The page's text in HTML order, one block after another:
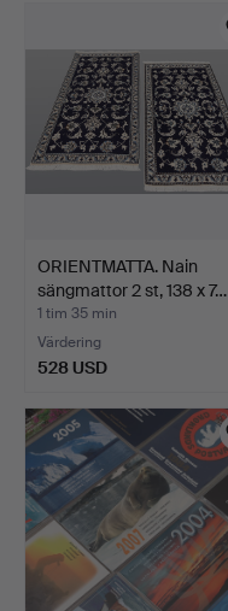
ORIENTMATTA. Nain
sängmattor 2 st, 138 x 7…
1 tim 35 min
Värdering
528 USD